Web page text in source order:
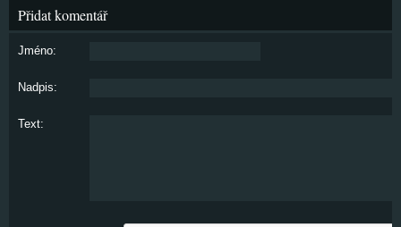
Přidat komentář
Jméno:
Nadpis:
Text: